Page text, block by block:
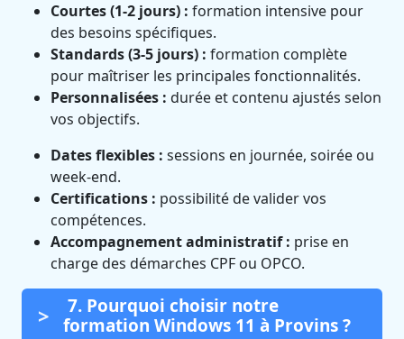
Courtes (1-2 jours) : formation intensive pour
des besoins spécifiques.
Standards (3-5 jours) : formation complète
pour maîtriser les principales fonctionnalités.
Personnalisées : durée et contenu ajustés selon
vos objectifs.
Dates flexibles : sessions en journée, soirée ou
week-end.
Certifications : possibilité de valider vos
compétences.
Accompagnement administratif : prise en
charge des démarches CPF ou OPCO.
7. Pourquoi choisir notre
formation Windows 11 à Provins ?